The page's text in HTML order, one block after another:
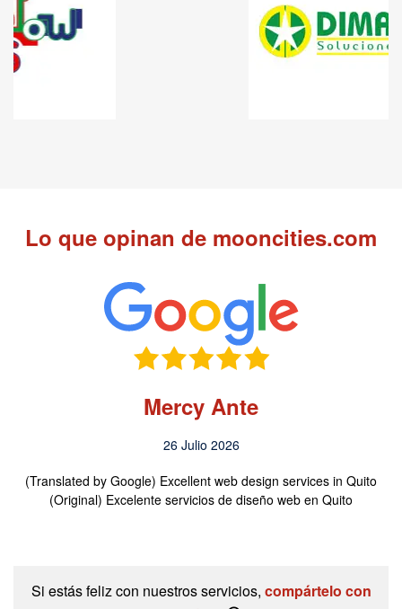
Lo que opinan de mooncities.com
Mercy Ante
26 Julio 2026
(Translated by Google) Excellent web design services in Quito
(Original) Excelente servicios de diseño web en Quito
Si estás feliz con nuestros servicios, compártelo con